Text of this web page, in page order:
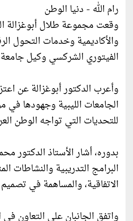
رام الله - دنيا الوطن
وقعت مجموعة طلال أبوغزالة
والأكاديمية وخدمات التحول
الفيتوري الشركسي وكيل
وأعرب الدكتور أبوغزالة عن
الجامعات الليبية وجهودها في
للتحديات التي تواجه الوطن
بدوره، أشار الأستاذ الدكتور
البرامج التدريبية والنشاطات
الاتفاقية، والمساهمة في
واتفق الجانبان على التعاون